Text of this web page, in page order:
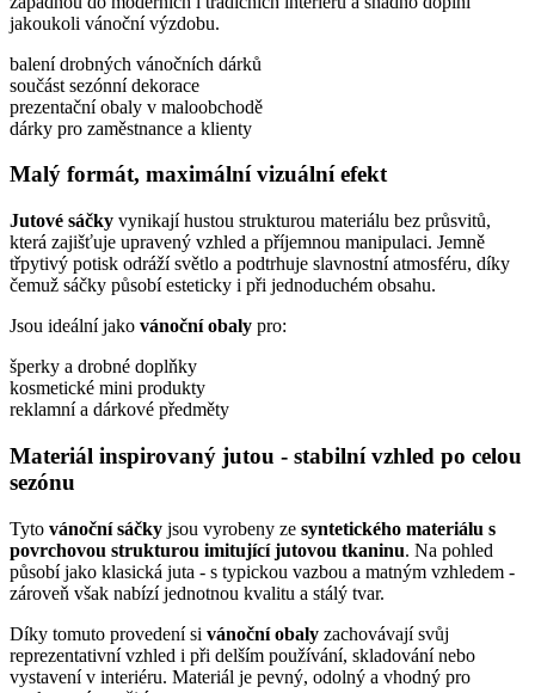
jakoukoli vánoční výzdobu.
balení drobných vánočních dárků
součást sezónní dekorace
prezentační obaly v maloobchodě
dárky pro zaměstnance a klienty
Malý formát, maximální vizuální efekt
Jutové sáčky vynikají hustou strukturou materiálu bez průsvitů,
která zajišťuje upravený vzhled a příjemnou manipulaci. Jemně
třpytivý potisk odráží světlo a podtrhuje slavnostní atmosféru, díky
čemuž sáčky působí esteticky i při jednoduchém obsahu.
Jsou ideální jako vánoční obaly pro:
šperky a drobné doplňky
kosmetické mini produkty
reklamní a dárkové předměty
Materiál inspirovaný jutou - stabilní vzhled po celou
sezónu
Tyto vánoční sáčky jsou vyrobeny ze syntetického materiálu s
povrchovou strukturou imitující jutovou tkaninu. Na pohled
působí jako klasická juta - s typickou vazbou a matným vzhledem -
zároveň však nabízí jednotnou kvalitu a stálý tvar.
Díky tomuto provedení si vánoční obaly zachovávají svůj
reprezentativní vzhled i při delším používání, skladování nebo
vystavení v interiéru. Materiál je pevný, odolný a vhodný pro